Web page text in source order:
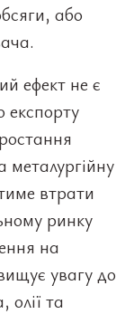
або
ефект не є
експорту
металургійну
втрати
ринку
на
увагу до
олії та